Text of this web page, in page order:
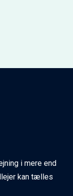
i mere end
kan tælles